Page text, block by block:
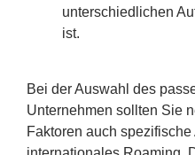
unterschiedlichen
ist.
Bei der Auswahl des
Unternehmen sollten Sie
Faktoren auch